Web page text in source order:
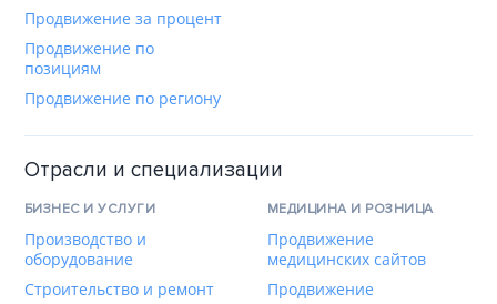
Продвижение за процент
Продвижение по
позициям
Продвижение по региону
Отрасли и специализации
БИЗНЕС И УСЛУГИ
Производство и
оборудование
Строительство и ремонт
МЕДИЦИНА И РОЗНИЦА
Продвижение
медицинских сайтов
Продвижение